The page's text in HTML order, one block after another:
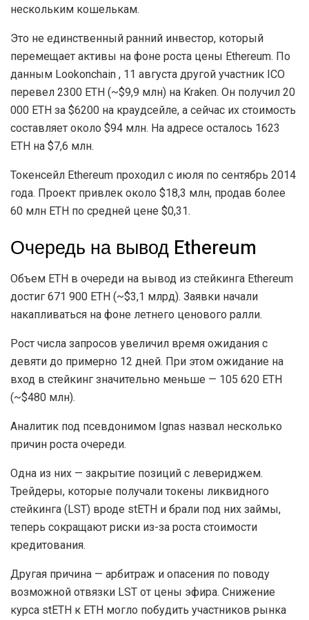
нескольким кошелькам.
Это не единственный ранний инвестор, который
перемещает активы на фоне роста цены Ethereum. По
данным Lookonchain , 11 августа другой участник ICO
перевел 2300 ETH (~$9,9 млн) на Kraken. Он получил 20
000 ETH за $6200 на краудсейле, а сейчас их стоимость
составляет около $94 млн. На адресе осталось 1623
ETH на $7,6 млн.
Токенсейл Ethereum проходил с июля по сентябрь 2014
года. Проект привлек около $18,3 млн, продав более
60 млн ETH по средней цене $0,31.
Очередь на вывод Ethereum
Объем ETH в очереди на вывод из стейкинга Ethereum
достиг 671 900 ETH (~$3,1 млрд). Заявки начали
накапливаться на фоне летнего ценового ралли.
Рост числа запросов увеличил время ожидания с
девяти до примерно 12 дней. При этом ожидание на
вход в стейкинг значительно меньше — 105 620 ETH
(~$480 млн).
Аналитик под псевдонимом Ignas назвал несколько
причин роста очереди.
Одна из них — закрытие позиций с левериджем.
Трейдеры, которые получали токены ликвидного
стейкинга (LST) вроде stETH и брали под них займы,
теперь сокращают риски из-за роста стоимости
кредитования.
Другая причина — арбитраж и опасения по поводу
возможной отвязки LST от цены эфира. Снижение
курса stETH к ETH могло побудить участников рынка